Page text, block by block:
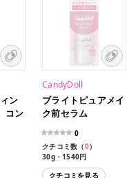
ン
ン
CandyDoll
ブライトピュアメイ
ク前セラム
0
クチコミ数（0）
30g・1540円
クチコミを見る